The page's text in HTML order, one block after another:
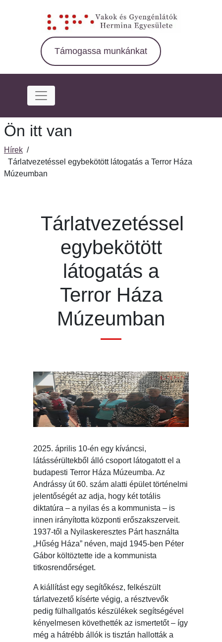
Támogassa munkánkat
Ön itt van
Hírek /
Tárlatvezetéssel egybekötött látogatás a Terror Háza
Múzeumban
Tárlatvezetéssel
egybekötött
látogatás a
Terror Háza
Múzeumban
2025. április 10-én egy kíváncsi,
látássérültekből álló csoport látogatott el a
budapesti Terror Háza Múzeumba. Az
Andrássy út 60. szám alatti épület történelmi
jelentőségét az adja, hogy két totális
diktatúra – a nyilas és a kommunista – is
innen irányította központi erőszakszerveit.
1937-től a Nyilaskeresztes Párt használta
„Hűség Háza” néven, majd 1945-ben Péter
Gábor költöztette ide a kommunista
titkosrendőrséget.
A kiállítást egy segítőkész, felkészült
tárlatvezető kísérte végig, a résztvevők
pedig fülhallgatós készülékek segítségével
kényelmesen követhették az ismertetőt – így
még a hátrébb állók is tisztán hallották a